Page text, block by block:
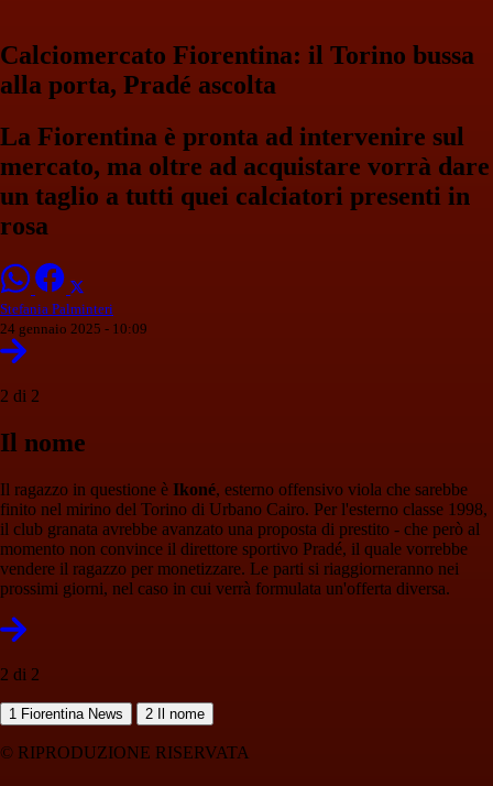
Calciomercato Fiorentina: il Torino bussa
alla porta, Pradé ascolta
La Fiorentina è pronta ad intervenire sul
mercato, ma oltre ad acquistare vorrà dare
un taglio a tutti quei calciatori presenti in
rosa
Stefania Palminteri
24 gennaio 2025 - 10:09
2 di 2
Il nome
Il ragazzo in questione è Ikoné, esterno offensivo viola che sarebbe
finito nel mirino del Torino di Urbano Cairo. Per l'esterno classe 1998,
il club granata avrebbe avanzato una proposta di prestito - che però al
momento non convince il direttore sportivo Pradé, il quale vorrebbe
vendere il ragazzo per monetizzare. Le parti si riaggiorneranno nei
prossimi giorni, nel caso in cui verrà formulata un'offerta diversa.
2 di 2
1 Fiorentina News 2 Il nome
© RIPRODUZIONE RISERVATA